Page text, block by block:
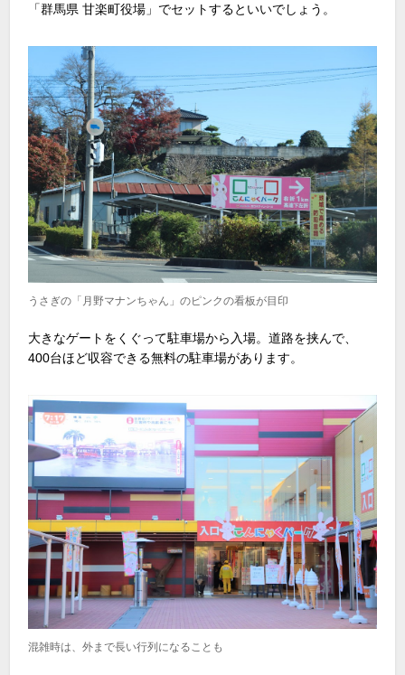
「群馬県 甘楽町役場」でセットするといいでしょう。
うさぎの「月野マナンちゃん」のピンクの看板が目印
大きなゲートをくぐって駐車場から入場。道路を挟んで、
400台ほど収容できる無料の駐車場があります。
混雑時は、外まで長い行列になることも